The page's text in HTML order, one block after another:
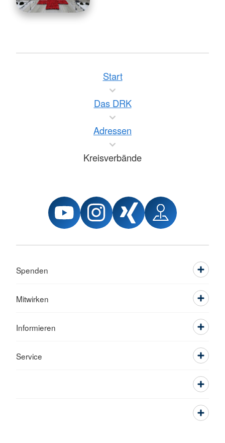
Start
Das DRK
Adressen
Kreisverbände
Spenden
Mitwirken
Informieren
Service